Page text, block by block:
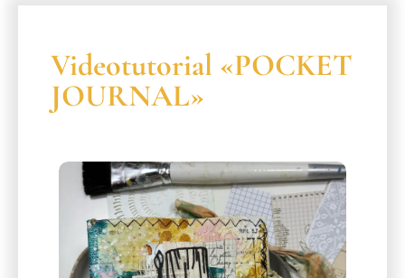
Videotutorial «POCKET
JOURNAL»